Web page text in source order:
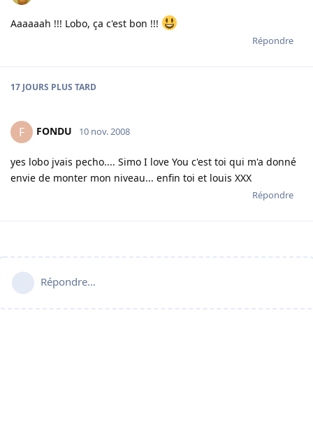
Aaaaaah !!! Lobo, ça c'est bon !!!
Répondre
17 JOURS PLUS TARD
F FONDU 10 nov. 2008
yes lobo jvais pecho.... Simo I love You c'est toi qui m'a donné
envie de monter mon niveau... enfin toi et louis XXX
Répondre
Répondre…